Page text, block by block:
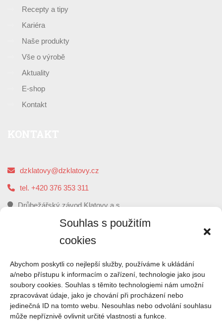
Souhlas s použitím
cookies
Abychom poskytli co nejlepší služby, používáme k ukládání
a/nebo přístupu k informacím o zařízení, technologie jako jsou
soubory cookies. Souhlas s těmito technologiemi nám umožní
zpracovávat údaje, jako je chování při procházení nebo
jedinečná ID na tomto webu. Nesouhlas nebo odvolání souhlasu
může nepříznivě ovlivnit určité vlastnosti a funkce.
Recepty a tipy
Kariéra
Naše produkty
Vše o výrobě
Aktuality
E-shop
Kontakt
dzklatovy@dzklatovy.cz
tel. +420 376 353 311
Drůbežářský závod Klatovy a.s.
5. května 112, 339 01 Klatovy
ONÁS
Drůbežářský závod Klatovy je druhým největším
zpracovatelem kuřecího masa a výrobce uzenin z kuřecího
masa v České republice.